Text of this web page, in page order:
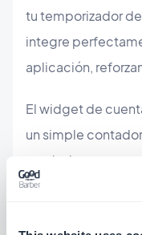
tu temporizador
integre
aplicación,
El widget de
un simple
que invita a tus
de tu marca en